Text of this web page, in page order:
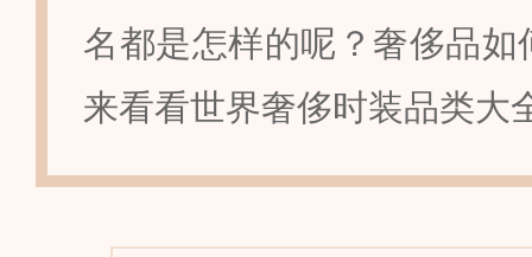
名都是怎样的呢？奢侈品
来看看世界奢侈时装品类大